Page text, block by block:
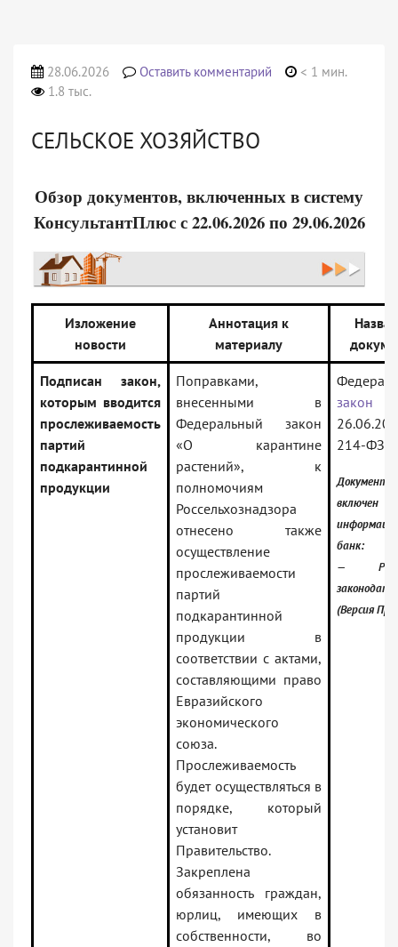
28.06.2026 Оставить комментарий
< 1 мин.
1.8 тыс.
СЕЛЬСКОЕ ХОЗЯЙСТВО
Обзор документов, включенных в систему
КонсультантПлюс с 22.06.2026 по 29.06.2026
Изложение
новости
Аннотация к
материалу
Подписан закон,
которым вводится
прослеживаемость
партий
подкарантинной
продукции
Поправками,
внесенными в
Федеральный закон
«О карантине
растений», к
полномочиям
Россельхознадзора
отнесено также
осуществление
прослеживаемости
партий
подкарантинной
продукции в
соответствии с актами,
составляющими право
Евразийского
экономического
союза.
Прослеживаемость
будет осуществляться в
порядке, который
установит
Правительство.
Закреплена
обязанность граждан,
юрлиц, имеющих в
собственности, во
закон
214-ФЗ
Документ
банк:
—
(Версия